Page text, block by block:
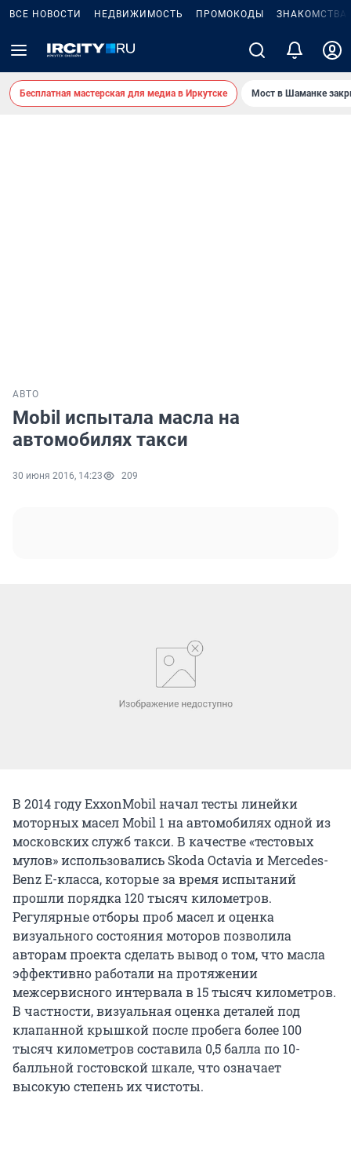
ВСЕ НОВОСТИ НЕДВИЖИМОСТЬ ПРОМОКОДЫ ЗНАКОМСТВА
Бесплатная мастерская для медиа в Иркутске Мост в Шаманке
АВТО
Mobil испытала масла на
автомобилях такси
30 июня 2016, 14:23 209
В 2014 году ExxonMobil начал тесты линейки
моторных масел Mobil 1 на автомобилях одной из
московских служб такси. В качестве «тестовых
мулов» использовались Skoda Octavia и Mercedes-
Benz E-класса, которые за время испытаний
прошли порядка 120 тысяч километров.
Регулярные отборы проб масел и оценка
визуального состояния моторов позволила
авторам проекта сделать вывод о том, что масла
эффективно работали на протяжении
межсервисного интервала в 15 тысяч километров.
В частности, визуальная оценка деталей под
клапанной крышкой после пробега более 100
тысяч километров составила 0,5 балла по 10-
балльной гостовской шкале, что означает
высокую степень их чистоты.